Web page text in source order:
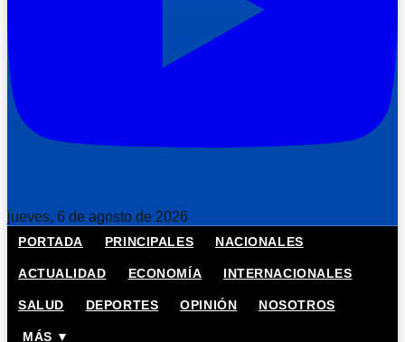
jueves, 6 de agosto de 2026
PORTADA PRINCIPALES NACIONALES
ACTUALIDAD ECONOMÍA INTERNACIONALES
SALUD DEPORTES OPINIÓN NOSOTROS
MÁS ▼